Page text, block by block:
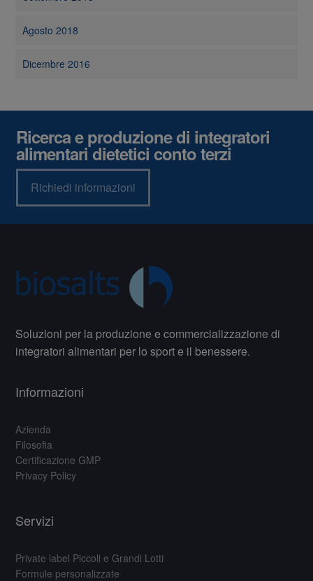
Agosto 2018
Dicembre 2016
Ricerca e produzione di integratori
alimentari dietetici conto terzi
Richiedi informazioni
Soluzioni per la produzione e commercializzazione di
integratori alimentari per lo sport e il benessere.
Informazioni
Azienda
Filosofia
Certificazione GMP
Privacy Policy
Servizi
Private label Piccoli e Grandi Lotti
Formule personalizzate